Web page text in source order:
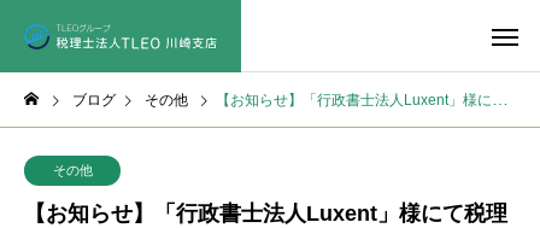
ブログ その他 【お知らせ】「行政書士法人Luxent」様にて税理士法人TLEO 川崎支店をご紹介いただきました
その他
【お知らせ】「行政書士法人Luxent」様にて税理